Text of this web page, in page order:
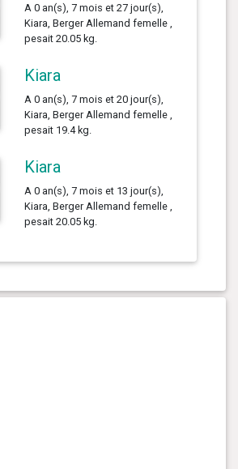
A 0 an(s), 7 mois et 27 jour(s),
Kiara, Berger Allemand femelle ,
pesait 20.05 kg.
Kiara
A 0 an(s), 7 mois et 20 jour(s),
Kiara, Berger Allemand femelle ,
pesait 19.4 kg.
Kiara
A 0 an(s), 7 mois et 13 jour(s),
Kiara, Berger Allemand femelle ,
pesait 20.05 kg.